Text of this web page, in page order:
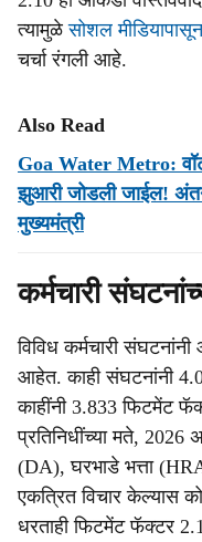
त्यामुळेसोशल मीडियापासून
चर्चा रंगली आहे.
Also Read
Goa Water Metro:
झुआरी जोडली जाईल!
मुख्यमंत्री
कर्मचारी
विविध कर्मचारी
आहेत. काही संघटनांनी
काहींनी 3.833 फिटमेंट
प्रतिनिधींच्या मते, 2026
(DA), घरभाडे भत्ता
एकत्रित विचार केल्यास
धरताही फिटमेंट फॅक्टर